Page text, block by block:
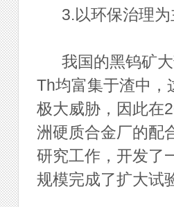
3.以环保治理为
我国的黑钨矿大
Th均富集于渣中，
极大威胁，因此在
洲硬质合金厂的配
研究工作，开发了
规模完成了扩大试